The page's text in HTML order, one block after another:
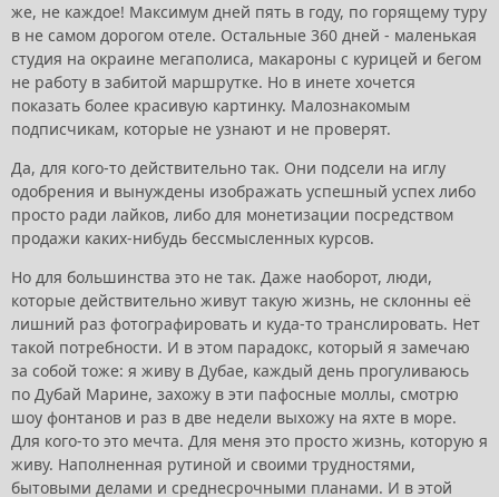
же, не каждое! Максимум дней пять в году, по горящему туру
в не самом дорогом отеле. Остальные 360 дней - маленькая
студия на окраине мегаполиса, макароны с курицей и бегом
не работу в забитой маршрутке. Но в инете хочется
показать более красивую картинку. Малознакомым
подписчикам, которые не узнают и не проверят.
Да, для кого-то действительно так. Они подсели на иглу
одобрения и вынуждены изображать успешный успех либо
просто ради лайков, либо для монетизации посредством
продажи каких-нибудь бессмысленных курсов.
Но для большинства это не так. Даже наоборот, люди,
которые действительно живут такую жизнь, не склонны её
лишний раз фотографировать и куда-то транслировать. Нет
такой потребности. И в этом парадокс, который я замечаю
за собой тоже: я живу в Дубае, каждый день прогуливаюсь
по Дубай Марине, захожу в эти пафосные моллы, смотрю
шоу фонтанов и раз в две недели выхожу на яхте в море.
Для кого-то это мечта. Для меня это просто жизнь, которую я
живу. Наполненная рутиной и своими трудностями,
бытовыми делами и среднесрочными планами. И в этой